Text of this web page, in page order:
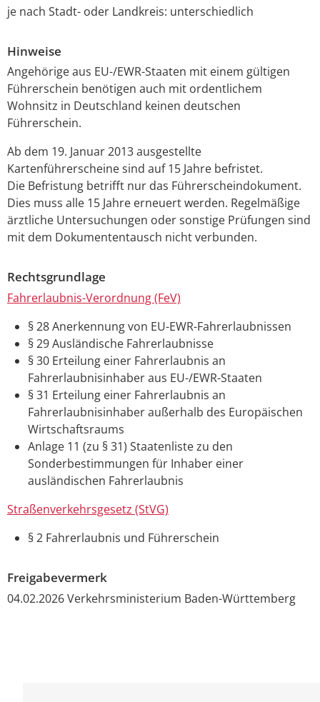
je nach Stadt- oder Landkreis: unterschiedlich
Hinweise
Angehörige aus EU-/EWR-Staaten mit einem gültigen
Führerschein benötigen auch mit ordentlichem
Wohnsitz in Deutschland keinen deutschen
Führerschein.
Ab dem 19. Januar 2013 ausgestellte
Kartenführerscheine sind auf 15 Jahre befristet.
Die Befristung betrifft nur das Führerscheindokument.
Dies muss alle 15 Jahre erneuert werden. Regelmäßige
ärztliche Untersuchungen oder sonstige Prüfungen sind
mit dem Dokumententausch nicht verbunden.
Rechtsgrundlage
Fahrerlaubnis-Verordnung (FeV)
§ 28 Anerkennung von EU-EWR-Fahrerlaubnissen
§ 29 Ausländische Fahrerlaubnisse
§ 30 Erteilung einer Fahrerlaubnis an
Fahrerlaubnisinhaber aus EU-/EWR-Staaten
§ 31 Erteilung einer Fahrerlaubnis an
Fahrerlaubnisinhaber außerhalb des Europäischen
Wirtschaftsraums
Anlage 11 (zu § 31) Staatenliste zu den
Sonderbestimmungen für Inhaber einer
ausländischen Fahrerlaubnis
Straßenverkehrsgesetz (StVG)
§ 2 Fahrerlaubnis und Führerschein
Freigabevermerk
04.02.2026 Verkehrsministerium Baden-Württemberg